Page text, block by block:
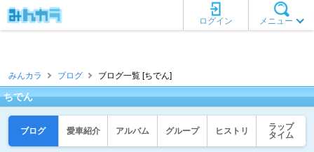
メニュー
ログイン
みんカラ ブログ ブログ一覧 [ちでん]
ちでん
ブログ 愛車紹介 アルバム グループ ヒストリ
ラップ
タイム